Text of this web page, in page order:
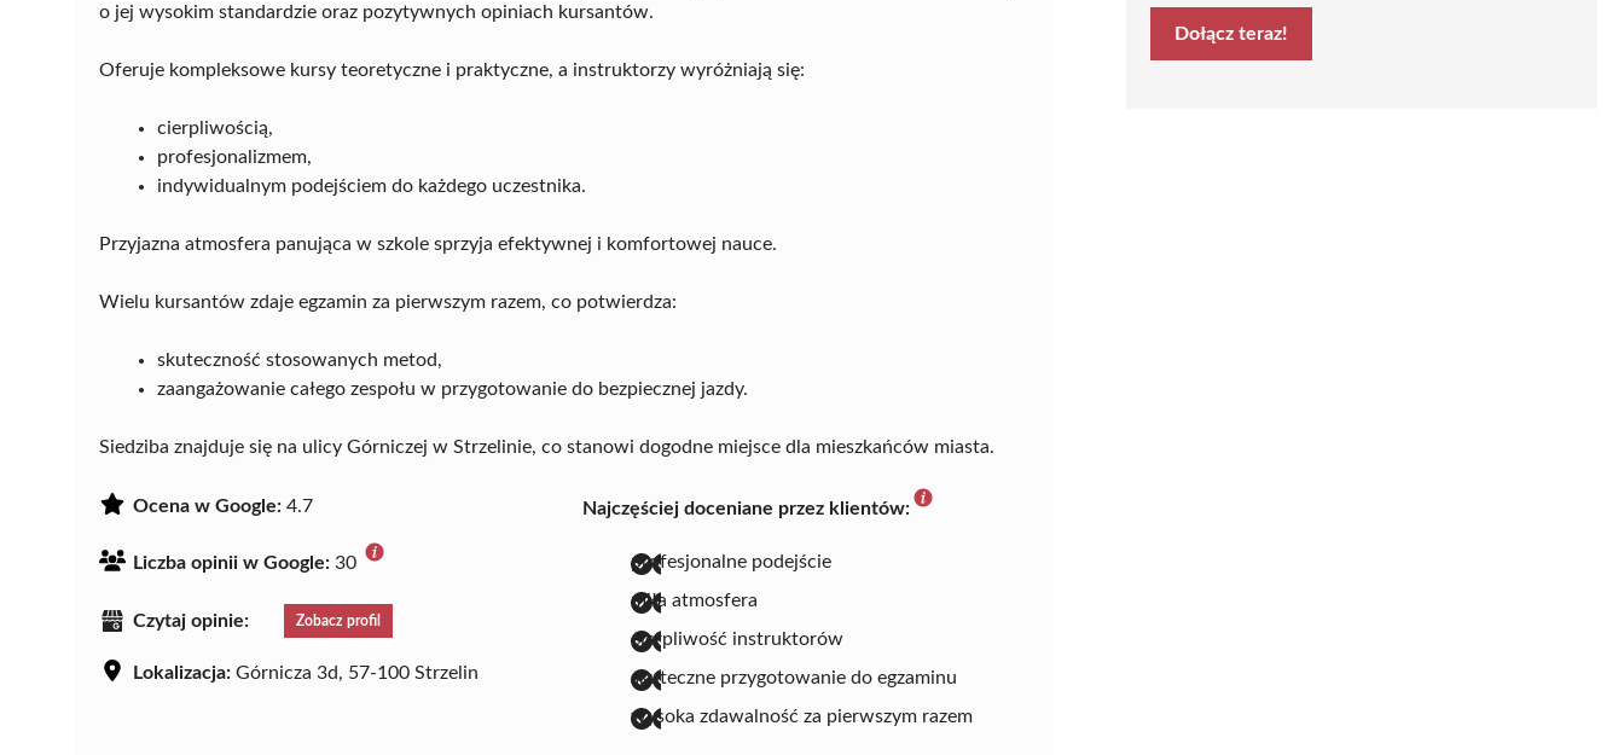
o jej wysokim standardzie oraz pozytywnych opiniach kursantów.
Oferuje kompleksowe kursy teoretyczne i praktyczne, a instruktorzy wyróżniają się:
cierpliwością,
profesjonalizmem,
indywidualnym podejściem do każdego uczestnika.
Przyjazna atmosfera panująca w szkole sprzyja efektywnej i komfortowej nauce.
Wielu kursantów zdaje egzamin za pierwszym razem, co potwierdza:
skuteczność stosowanych metod,
zaangażowanie całego zespołu w przygotowanie do bezpiecznej jazdy.
Siedziba znajduje się na ulicy Górniczej w Strzelinie, co stanowi dogodne miejsce dla mieszkańców miasta.
Ocena w Google: 4.7
Liczba opinii w Google: 30
Czytaj opinie: Zobacz profil
Lokalizacja: Górnicza 3d, 57-100 Strzelin
Najczęściej doceniane przez klientów:
profesjonalne podejście
miła atmosfera
cierpliwość instruktorów
skuteczne przygotowanie do egzaminu
wysoka zdawalność za pierwszym razem
Dołącz teraz!